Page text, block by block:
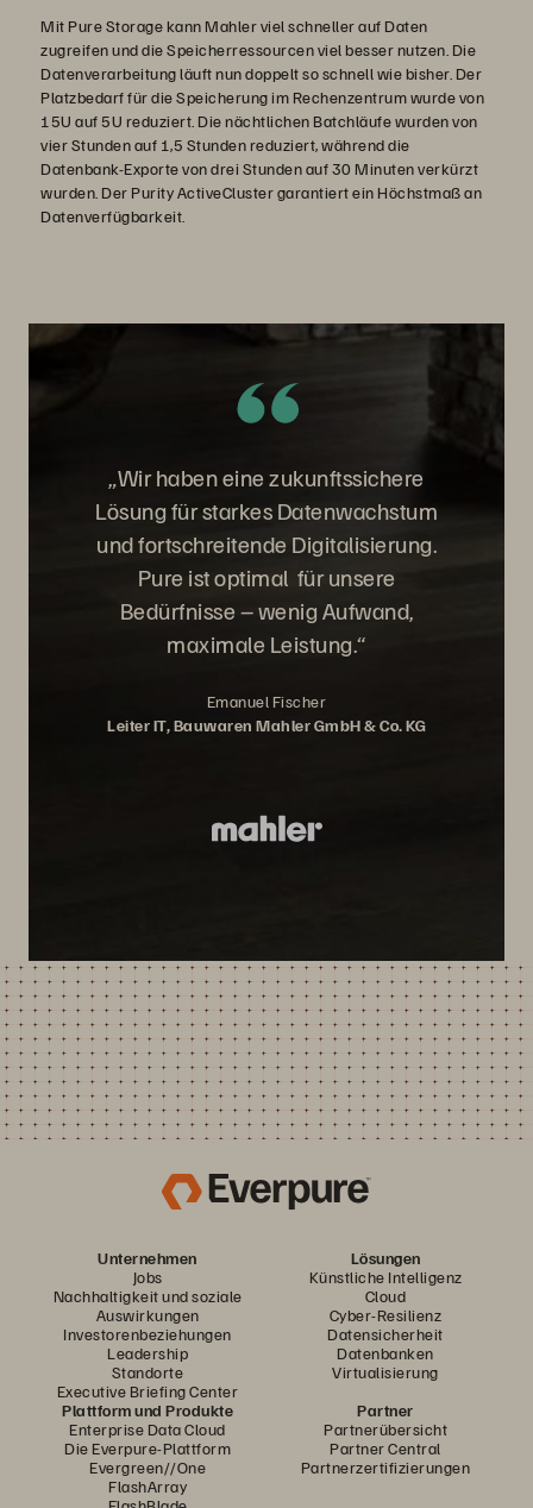
Mit Pure Storage kann Mahler viel schneller auf Daten
zugreifen und die Speicherressourcen viel besser nutzen. Die
Datenverarbeitung läuft nun doppelt so schnell wie bisher. Der
Platzbedarf für die Speicherung im Rechenzentrum wurde von
15U auf 5U reduziert. Die nächtlichen Batchläufe wurden von
vier Stunden auf 1,5 Stunden reduziert, während die
Datenbank-Exporte von drei Stunden auf 30 Minuten verkürzt
wurden. Der Purity ActiveCluster garantiert ein Höchstmaß an
Datenverfügbarkeit.
„Wir haben eine zukunftssichere
Lösung für starkes Datenwachstum
und fortschreitende Digitalisierung.
Pure ist optimal für unsere
Bedürfnisse – wenig Aufwand,
maximale Leistung.“
Emanuel Fischer
Leiter IT, Bauwaren Mahler GmbH & Co. KG
Unternehmen
Jobs
Nachhaltigkeit und soziale
Auswirkungen
Investorenbeziehungen
Leadership
Standorte
Executive Briefing Center
Lösungen
Künstliche Intelligenz
Cloud
Cyber-Resilienz
Datensicherheit
Datenbanken
Virtualisierung
Plattform und Produkte
Enterprise Data Cloud
Die Everpure-Plattform
Evergreen//One
FlashArray
Partner
Partnerübersicht
Partner Central
Partnerzertifizierungen